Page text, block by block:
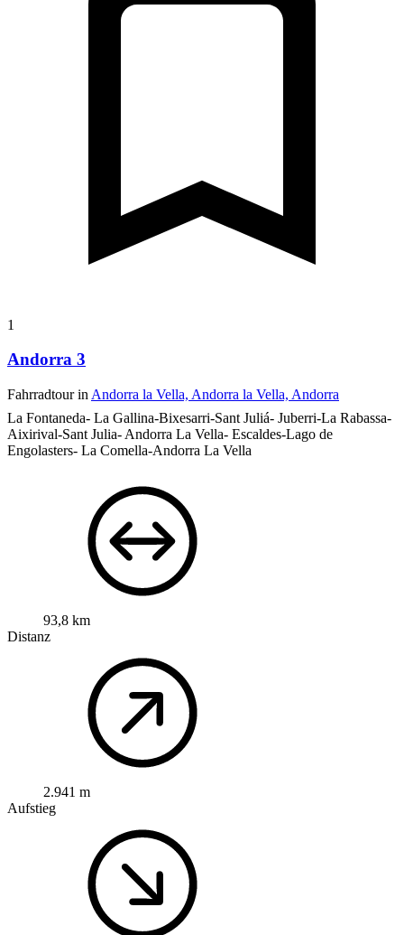
1
Andorra 3
Fahrradtour in Andorra la Vella, Andorra la Vella, Andorra
La Fontaneda- La Gallina-Bixesarri-Sant Juliá- Juberri-La Rabassa-
Aixirival-Sant Julia- Andorra La Vella- Escaldes-Lago de
Engolasters- La Comella-Andorra La Vella
93,8 km
Distanz
2.941 m
Aufstieg